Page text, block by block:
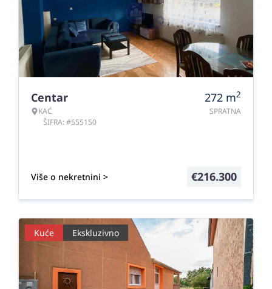
Centar
KAĆ
ŠIFRA: #555150
272 m2
SPRATNA
Više o nekretnini > €216.300
Kuće Ekskluzivno